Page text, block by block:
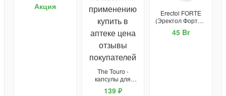
простатита и для
Акция
The Touro -
капсулы для
потенции
139 ₽
Erectol FORTE
(Эректол Форте) -
средство для
потенции
45 Br